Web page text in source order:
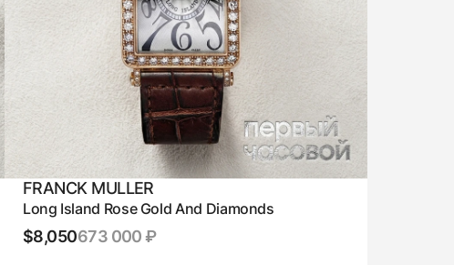
FRANCK MULLER
Long Island Rose Gold And Diamonds
$8,050673 000 ₽